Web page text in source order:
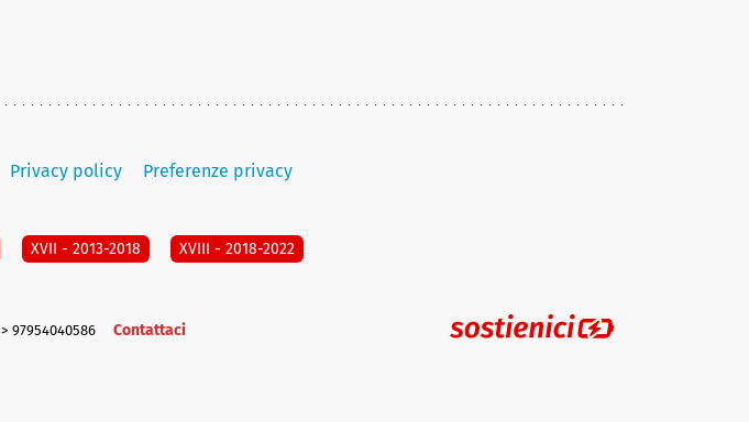
Privacy policy Preferenze privacy
XVII - 2013-2018 XVIII - 2018-2022
> 97954040586 Contattaci